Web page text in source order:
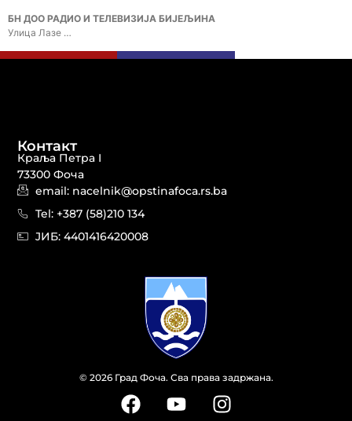
БН ДОО РАДИО И ТЕЛЕВИЗИЈА БИЈЕЉИНА
Улица Лазе …
© 2026 Град Фоча. Сва права задржана.
Контакт
Краља Петра I
73300 Фоча
email: nacelnik@opstinafoca.rs.ba
Tel: +387 (58)210 134
JИБ: 44014164​20008